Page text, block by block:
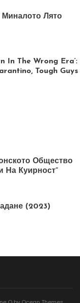
Лято
In The Wrong Era’:
Tough Guys
Общество
На Куирност“
(2023)